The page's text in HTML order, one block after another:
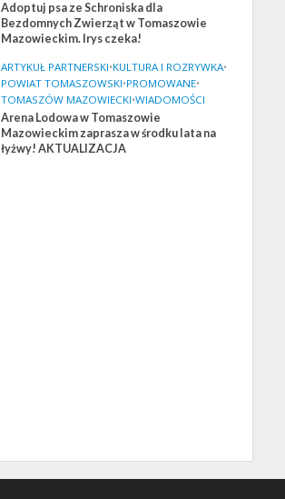
Adoptuj psa ze Schroniska dla
Bezdomnych Zwierząt w Tomaszowie
Mazowieckim. Irys czeka!
ARTYKUŁ PARTNERSKI•KULTURA I ROZRYWKA•
POWIAT TOMASZOWSKI•PROMOWANE•
TOMASZÓW MAZOWIECKI•WIADOMOŚCI
Arena Lodowa w Tomaszowie
Mazowieckim zaprasza w środku lata na
łyżwy! AKTUALIZACJA